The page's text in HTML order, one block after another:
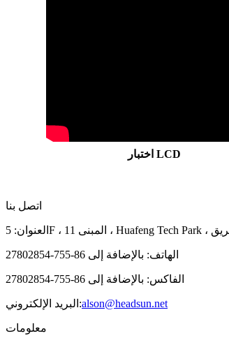
اختبار LCD
اتصل بنا
الهاتف: بالإضافة إلى 86-755-27802854
الفاكس: بالإضافة إلى 86-755-27802854
البريد الإلكتروني:alson@headsun.net
معلومات